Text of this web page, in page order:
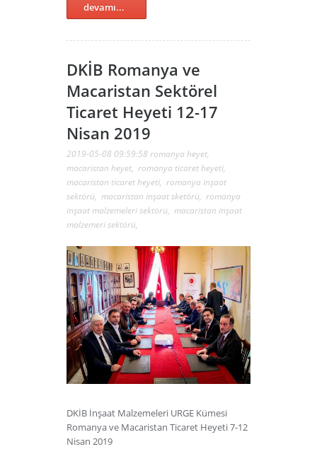
devamı...
DKİB Romanya ve
Macaristan Sektörel
Ticaret Heyeti 12-17
Nisan 2019
2019-05-08 09:59:58 romanya heyet,
macaristan heyet, romanya ticaret heyeti,
macaristan ticaret heyeti, romanya inşaat
sektörü, macaristan inşaat sketörü, romanya
inşaat malzemeleri sektörü, macaristan inşaat
malzemeri sektörü,
DKİB İnşaat Malzemeleri URGE Kümesi
Romanya ve Macaristan Ticaret Heyeti 7-12
Nisan 2019